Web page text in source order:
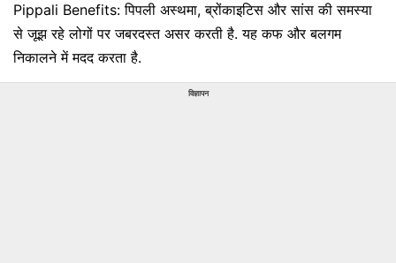
Pippali Benefits: पिपली अस्थमा, ब्रोंकाइटिस और सांस की समस्या
से जूझ रहे लोगों पर जबरदस्त असर करती है. यह कफ और बलगम
निकालने में मदद करता है.
विज्ञापन